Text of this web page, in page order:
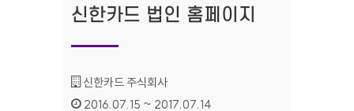
신한카드 법인 홈페이지
기관명 :
신한카드 주식회사
인증기간 :
2016.07.15 ~ 2017.07.14